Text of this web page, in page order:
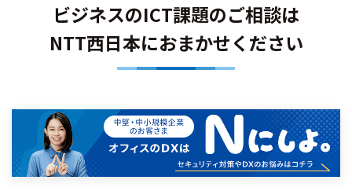
ビジネスのICT課題のご相談は
NTT西日本におまかせください